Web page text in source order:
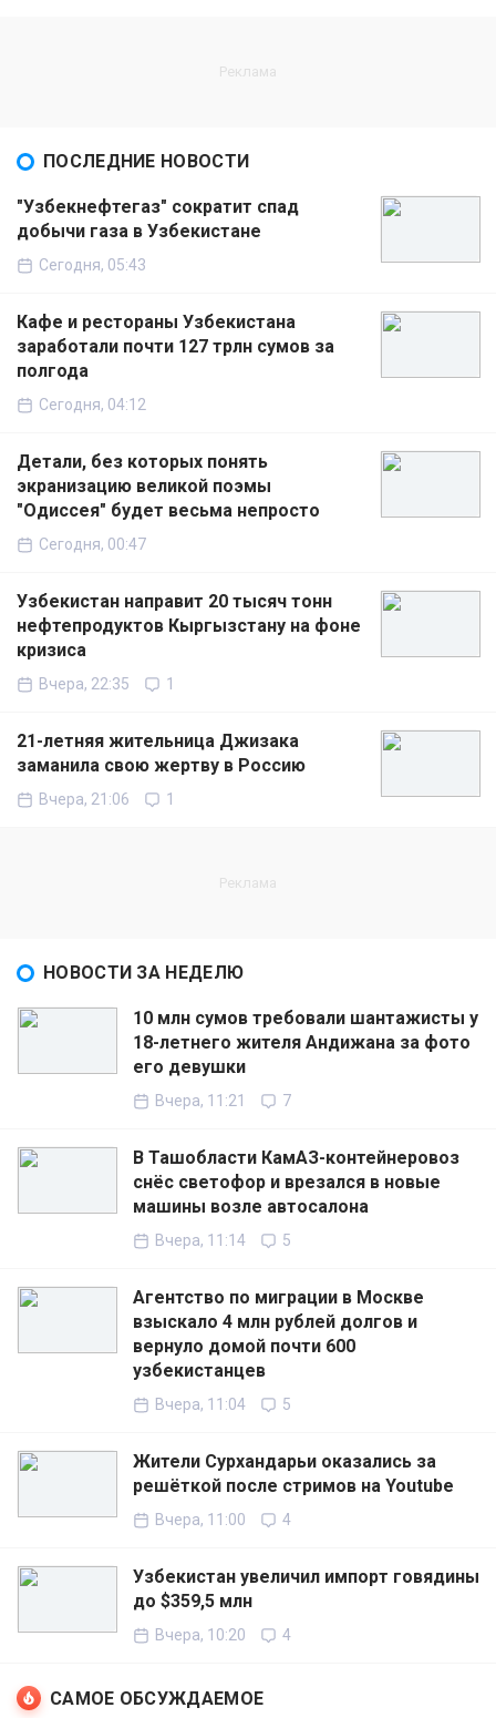
ПОСЛЕДНИЕ НОВОСТИ
"Узбекнефтегаз" сократит спад
добычи газа в Узбекистане
Сегодня, 05:43
Кафе и рестораны Узбекистана
заработали почти 127 трлн сумов за
полгода
Сегодня, 04:12
Детали, без которых понять
экранизацию великой поэмы
"Одиссея" будет весьма непросто
Сегодня, 00:47
Узбекистан направит 20 тысяч тонн
нефтепродуктов Кыргызстану на фоне
кризиса
Вчера, 22:35 1
21-летняя жительница Джизака
заманила свою жертву в Россию
Вчера, 21:06 1
НОВОСТИ ЗА НЕДЕЛЮ
10 млн сумов требовали шантажисты у
18-летнего жителя Андижана за фото
его девушки
Вчера, 11:21 7
В Ташобласти КамАЗ-контейнеровоз
снёс светофор и врезался в новые
машины возле автосалона
Вчера, 11:14 5
Агентство по миграции в Москве
взыскало 4 млн рублей долгов и
вернуло домой почти 600
узбекистанцев
Вчера, 11:04 5
Жители Сурхандарьи оказались за
решёткой после стримов на Youtube
Вчера, 11:00 4
Узбекистан увеличил импорт говядины
до $359,5 млн
Вчера, 10:20 4
САМОЕ ОБСУЖДАЕМОЕ